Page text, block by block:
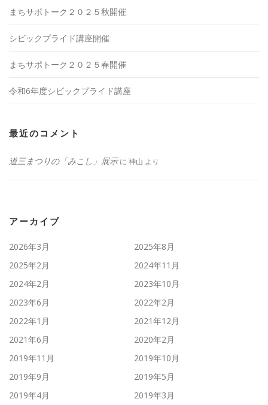
まちサポトーク２０２５秋開催
シビックプライド講座開催
まちサポトーク２０２５春開催
令和6年度シビックプライド講座
最近のコメント
道三まつりの「みこし」展示に 神山 より
アーカイブ
2026年3月
2025年8月
2025年2月
2024年11月
2024年2月
2023年10月
2023年6月
2022年2月
2022年1月
2021年12月
2021年6月
2020年2月
2019年11月
2019年10月
2019年9月
2019年5月
2019年4月
2019年3月